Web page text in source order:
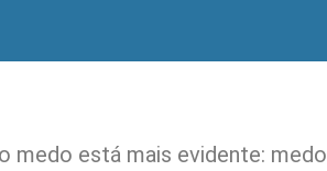
medo está mais evidente: medo